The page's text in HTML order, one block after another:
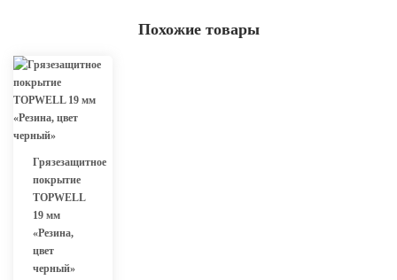
Похожие товары
Грязезащитное
покрытие
TOPWELL
19 мм
«Резина,
цвет
черный»